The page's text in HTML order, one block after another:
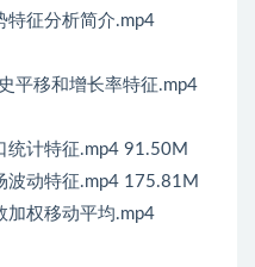
征分析简介.mp4
平移和增长率特征.mp4
计特征.mp4 91.50M
动特征.mp4 175.81M
权移动平均.mp4